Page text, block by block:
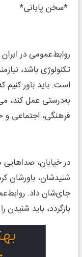
*سخن پایانی*
روابط‌عمومی در ایران
تکنولوژی باشد،
است. باید باور کنیم
به‌درستی عمل کند،
فرهنگی، اجتماعی
در خیابان،
شنیدشان، باورشان
جای‌شان داد.
بازگردد، باید شنیدن